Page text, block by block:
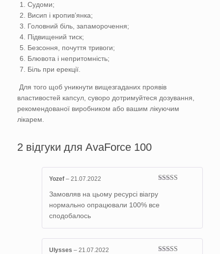
Судоми;
Висип і кропив’янка;
Головний біль, запаморочення;
Підвищений тиск;
Безсоння, почуття тривоги;
Блювота і непритомність;
Біль при ерекції.
Для того щоб уникнути вищезгаданих проявів
властивостей капсул, суворо дотримуйтеся дозування,
рекомендованої виробником або вашим лікуючим
лікарем.
2 відгуки для AvaForce 100
Yozef – 21.07.2022
Замовляв на цьому ресурсі віагру
нормально опрацювали 100% все
сподобалось
Ulysses – 21.07.2022